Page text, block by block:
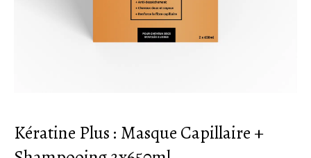
Kératine Plus : Masque Capillaire +